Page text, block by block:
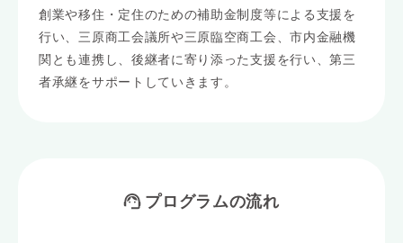
創業や移住・定住のための補助金制度等による支援を
行い、三原商工会議所や三原臨空商工会、市内金融機
関とも連携し、後継者に寄り添った支援を行い、第三
者承継をサポートしていきます。
プログラムの流れ